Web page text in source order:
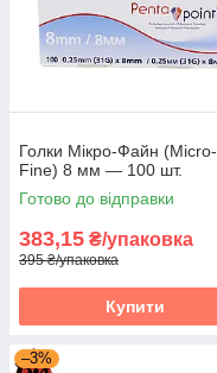
Голки Мікро-Файн (Micro-
Fine) 8 мм — 100 шт.
Готово до відправки
383,15 ₴/упаковка
395 ₴/упаковка
Купити
–3%